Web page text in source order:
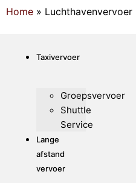
Home » Luchthavenvervoer
Taxivervoer
Groepsvervoer
Shuttle
Service
Lange
afstand
vervoer